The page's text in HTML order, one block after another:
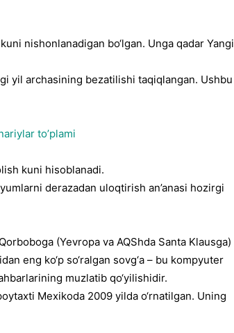
nishonlanadigan bo‘lgan. Unga qadar Yangi
yil archasining bezatilishi taqiqlangan. Ushbu
to’plami
kuni hisoblanadi.
derazadan uloqtirish an’anasi hozirgi
(Yevropa va AQShda Santa Klausga)
eng ko‘p so‘ralgan sovg‘a – bu kompyuter
muzlatib qo‘yilishidir.
Mexikoda 2009 yilda o‘rnatilgan. Uning